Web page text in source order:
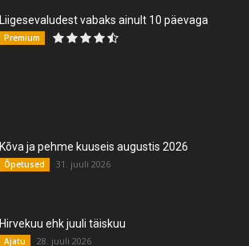
Liigesevaludest vabaks ainult 10 päevaga
Premium
Kõva ja pehme kuuseis augustis 2026
Õpetused 31. juuli 2026
Hirvekuu ehk juuli täiskuu
Ajatu 28. juuli 2026